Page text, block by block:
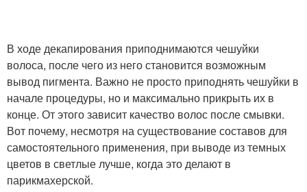
В ходе декапирования приподнимаются чешуйки
волоса, после чего из него становится возможным
вывод пигмента. Важно не просто приподнять чешуйки в
начале процедуры, но и максимально прикрыть их в
конце. От этого зависит качество волос после смывки.
Вот почему, несмотря на существование составов для
самостоятельного применения, при выводе из темных
цветов в светлые лучше, когда это делают в
парикмахерской.